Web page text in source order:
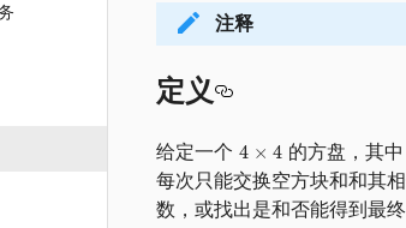
注释
定义
给定一个 的方盘，其中
每次只能交换空方块和和其
数，或找出是和否能得到最终